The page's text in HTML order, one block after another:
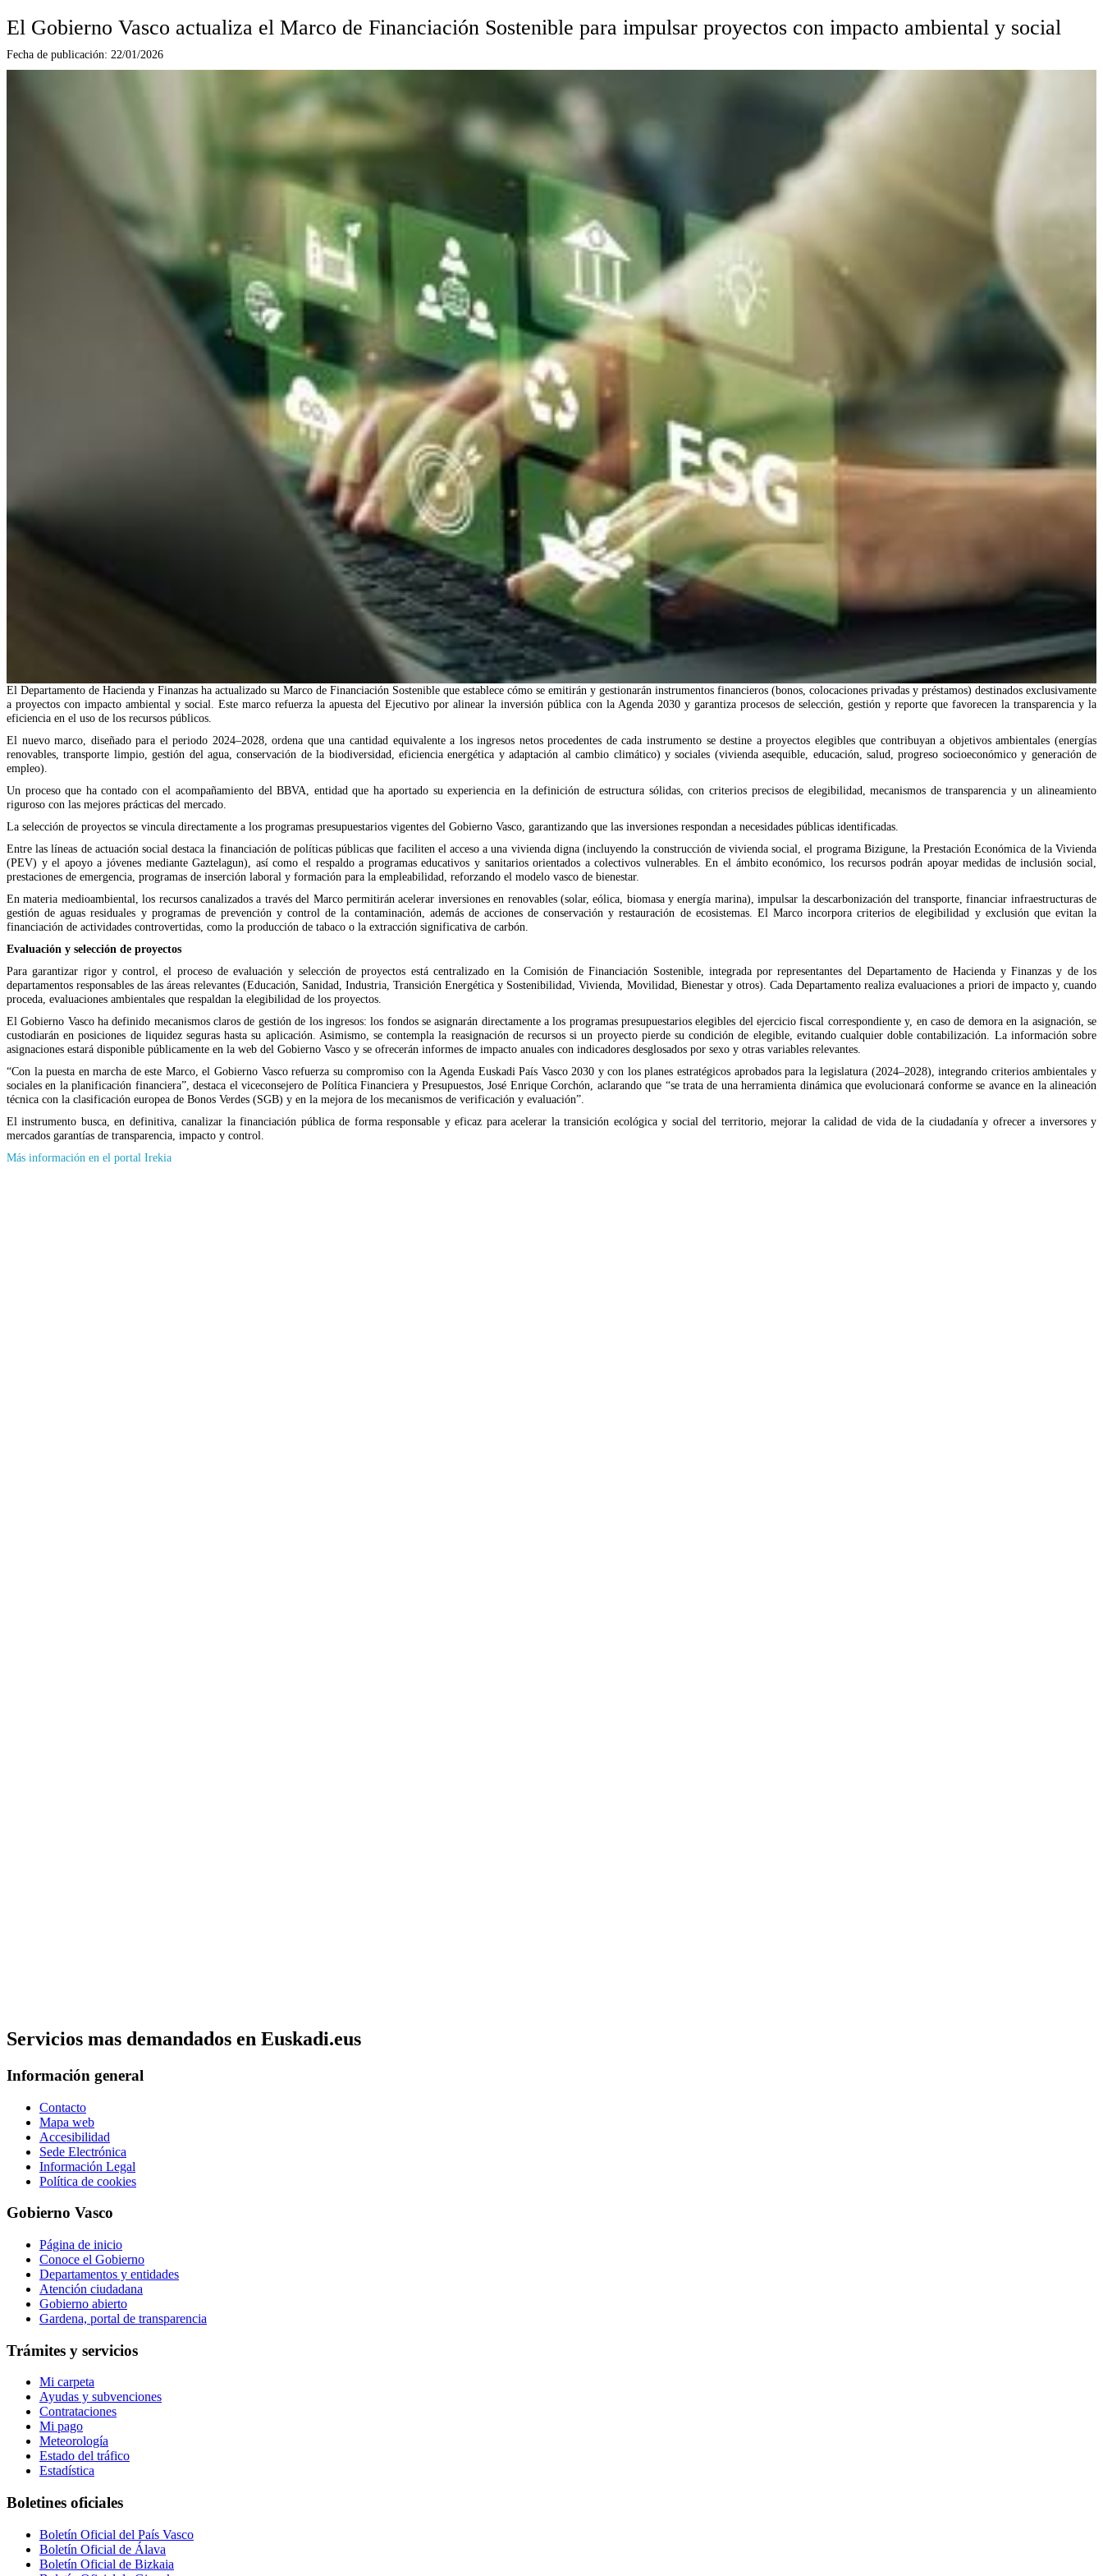
El Gobierno Vasco actualiza el Marco de Financiación Sostenible para impulsar proyectos con impacto ambiental y social
Fecha de publicación: 22/01/2026
El Departamento de Hacienda y Finanzas ha actualizado su Marco de Financiación Sostenible que establece cómo se emitirán y gestionarán instrumentos financieros (bonos, colocaciones privadas y préstamos) destinados exclusivamente
a proyectos con impacto ambiental y social. Este marco refuerza la apuesta del Ejecutivo por alinear la inversión pública con la Agenda 2030 y garantiza procesos de selección, gestión y reporte que favorecen la transparencia y la
eficiencia en el uso de los recursos públicos.
El nuevo marco, diseñado para el periodo 2024–2028, ordena que una cantidad equivalente a los ingresos netos procedentes de cada instrumento se destine a proyectos elegibles que contribuyan a objetivos ambientales (energías
renovables, transporte limpio, gestión del agua, conservación de la biodiversidad, eficiencia energética y adaptación al cambio climático) y sociales (vivienda asequible, educación, salud, progreso socioeconómico y generación de
empleo).
Un proceso que ha contado con el acompañamiento del BBVA, entidad que ha aportado su experiencia en la definición de estructura sólidas, con criterios precisos de elegibilidad, mecanismos de transparencia y un alineamiento
riguroso con las mejores prácticas del mercado.
La selección de proyectos se vincula directamente a los programas presupuestarios vigentes del Gobierno Vasco, garantizando que las inversiones respondan a necesidades públicas identificadas.
Entre las líneas de actuación social destaca la financiación de políticas públicas que faciliten el acceso a una vivienda digna (incluyendo la construcción de vivienda social, el programa Bizigune, la Prestación Económica de la Vivienda
(PEV) y el apoyo a jóvenes mediante Gaztelagun), así como el respaldo a programas educativos y sanitarios orientados a colectivos vulnerables. En el ámbito económico, los recursos podrán apoyar medidas de inclusión social,
prestaciones de emergencia, programas de inserción laboral y formación para la empleabilidad, reforzando el modelo vasco de bienestar.
En materia medioambiental, los recursos canalizados a través del Marco permitirán acelerar inversiones en renovables (solar, eólica, biomasa y energía marina), impulsar la descarbonización del transporte, financiar infraestructuras de
gestión de aguas residuales y programas de prevención y control de la contaminación, además de acciones de conservación y restauración de ecosistemas. El Marco incorpora criterios de elegibilidad y exclusión que evitan la
financiación de actividades controvertidas, como la producción de tabaco o la extracción significativa de carbón.
Evaluación y selección de proyectos
Para garantizar rigor y control, el proceso de evaluación y selección de proyectos está centralizado en la Comisión de Financiación Sostenible, integrada por representantes del Departamento de Hacienda y Finanzas y de los
departamentos responsables de las áreas relevantes (Educación, Sanidad, Industria, Transición Energética y Sostenibilidad, Vivienda, Movilidad, Bienestar y otros). Cada Departamento realiza evaluaciones a priori de impacto y, cuando
proceda, evaluaciones ambientales que respaldan la elegibilidad de los proyectos.
El Gobierno Vasco ha definido mecanismos claros de gestión de los ingresos: los fondos se asignarán directamente a los programas presupuestarios elegibles del ejercicio fiscal correspondiente y, en caso de demora en la asignación, se
custodiarán en posiciones de liquidez seguras hasta su aplicación. Asimismo, se contempla la reasignación de recursos si un proyecto pierde su condición de elegible, evitando cualquier doble contabilización. La información sobre
asignaciones estará disponible públicamente en la web del Gobierno Vasco y se ofrecerán informes de impacto anuales con indicadores desglosados por sexo y otras variables relevantes.
“Con la puesta en marcha de este Marco, el Gobierno Vasco refuerza su compromiso con la Agenda Euskadi País Vasco 2030 y con los planes estratégicos aprobados para la legislatura (2024–2028), integrando criterios ambientales y
sociales en la planificación financiera”, destaca el viceconsejero de Política Financiera y Presupuestos, José Enrique Corchón, aclarando que “se trata de una herramienta dinámica que evolucionará conforme se avance en la alineación
técnica con la clasificación europea de Bonos Verdes (SGB) y en la mejora de los mecanismos de verificación y evaluación”.
El instrumento busca, en definitiva, canalizar la financiación pública de forma responsable y eficaz para acelerar la transición ecológica y social del territorio, mejorar la calidad de vida de la ciudadanía y ofrecer a inversores y
mercados garantías de transparencia, impacto y control.
Más información en el portal Irekia(Se
Servicios mas demandados en Euskadi.eus
Información general
Contacto
Mapa web
Accesibilidad
Sede Electrónica
Información Legal
Política de cookies
Gobierno Vasco
Página de inicio
Conoce el Gobierno
Departamentos y entidades
Atención ciudadana
Gobierno abierto
Gardena, portal de transparencia
Trámites y servicios
Mi carpeta
Ayudas y subvenciones
Contrataciones
Mi pago
Meteorología
Estado del tráfico
Estadística
Boletines oficiales
Boletín Oficial del País Vasco
Boletín Oficial de Álava
Boletín Oficial de Bizkaia